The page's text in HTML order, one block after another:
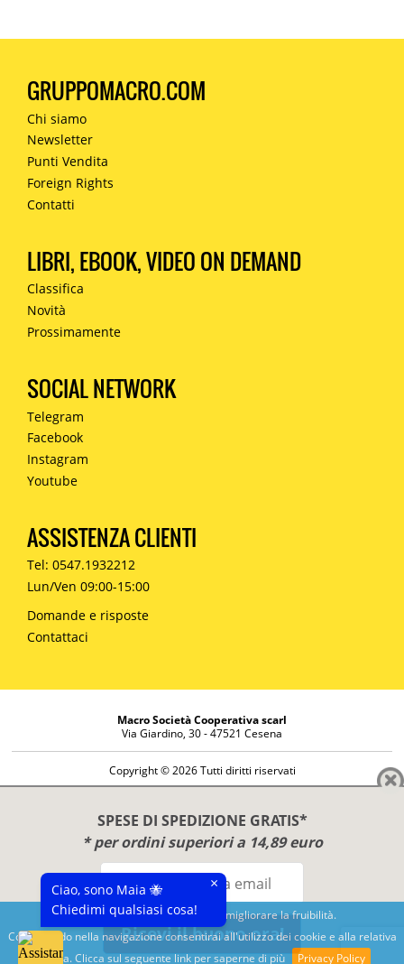
Questo sito utilizza cookies per migliorare la fruibilità.
Continuando nella navigazione consentirai all'utilizzo dei cookie e alla relativa
politica. Clicca sul seguente link per saperne di più
Privacy Policy
SPESE DI SPEDIZIONE GRATIS*
* per ordini superiori a 14,89 euro
Ricevi il buono ora!
GRUPPOMACRO.COM
Chi siamo
Newsletter
Punti Vendita
Foreign Rights
Contatti
LIBRI, EBOOK, VIDEO ON DEMAND
Classifica
Novità
Prossimamente
SOCIAL NETWORK
Telegram
Facebook
Instagram
Youtube
ASSISTENZA CLIENTI
Tel: 0547.1932212
Lun/Ven 09:00-15:00
Domande e risposte
Contattaci
Macro Società Cooperativa scarl
Via Giardino, 30 - 47521 Cesena
Copyright © 2026 Tutti diritti riservati
Diritto di reso
Privacy Policy
Benessere e conoscenza dal 1987
Sviluppato daNimaia
Ciao, sono Maia 🐝
Chiedimi qualsiasi cosa!
×